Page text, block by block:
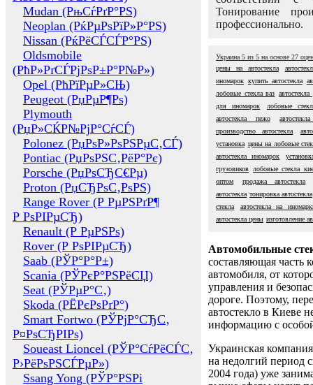
Mudan (РњСѓРґР°РЅ)
Neoplan (РќРµРѕРїР»Р°РЅ)
Nissan (РќРёСЃСЃР°РЅ)
Oldsmobile
(РћР»РґСЃРјРѕР±Р°Р№Р»)
Opel (РћРїРµР»СЊ)
Peugeot (РџРµР¶Рѕ)
Plymouth
(РџР»СЌР№РјР°СѓСЃ)
Polonez (РџРѕР»РѕРЅРµС‚СЃ)
Pontiac (РџРѕРЅС‚РёР°Рє)
Porsche (РџРѕСЂС€Рµ)
Proton (РџСЂРѕС‚РѕРЅ)
Range Rover (Р РµРЅРґР¶
Р РѕРІРµСЂ)
Renault (Р РµРЅРѕ)
Rover (Р РѕРІРµСЂ)
Saab (РЎР°Р°Р±)
Scania (РЎРєР°РЅРёСЏ)
Seat (РЎРµР°С‚)
Skoda (РЁРєРѕРґР°)
Smart Fortwo (РЎРјР°СЂС‚
Р¤РѕСЂРІРѕ)
Soueast Lioncel (РЎР°СѓРёСЃС‚
Р›РёРѕРЅСЃРµР»)
Ssang Yong (РЎР°РЅРі
Тонирование
профессионально.
Украина 5 из 5 на основе 27
цены на автостекла
иномарок купить автостекла
лобовые стекла ваз автостекла
для иномарок
лобовые
автостекла пежо
производство автостекла
установка цены на лобовые
автостекла иномарок
грузовиков
лобовые стекла
оптом
продажа автостекла
автостекла тонировка автостекла
стекла
автостекла на
автостекла цены изготовление
Автомобильные
составляющая часть
автомобиля, от
управления и
дороге. Поэтому,
автостекло в Киеве
информацию с
Украинская
на недолгий период
2004 года) уже